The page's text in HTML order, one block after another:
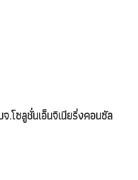
ซลูชั่นเอ็นจิเนียริ่งคอนซัล